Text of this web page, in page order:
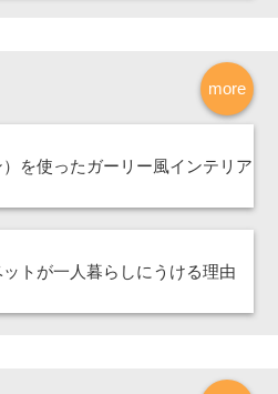
more
を使ったガーリー風インテリア
トが一人暮らしにうける理由